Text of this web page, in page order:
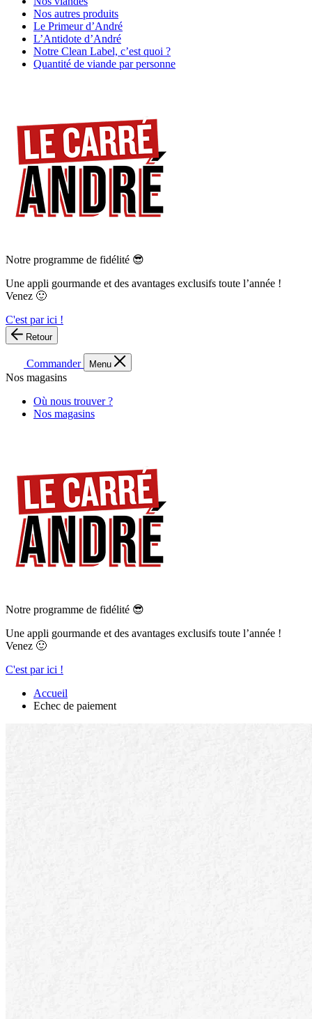
Nos autres produits
Le Primeur d’André
L’Antidote d’André
Notre Clean Label, c’est quoi ?
Quantité de viande par personne
Notre programme de fidélité 😎
Une appli gourmande et des avantages exclusifs toute l’année !
Venez 🙂
C'est par ici !
Retour
Commander Menu
Nos magasins
Où nous trouver ?
Nos magasins
Notre programme de fidélité 😎
Une appli gourmande et des avantages exclusifs toute l’année !
Venez 🙂
C'est par ici !
Accueil
Echec de paiement